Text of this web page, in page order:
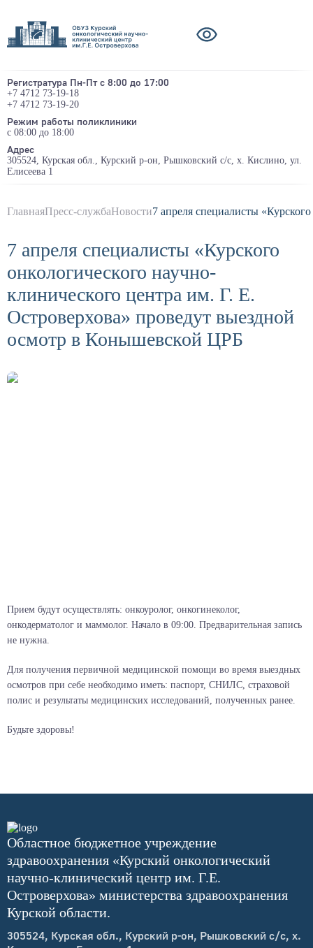
Регистратура Пн-Пт с 8:00 до 17:00
+7 4712 73-19-18
+7 4712 73-19-20
Режим работы поликлиники
с 08:00 до 18:00
Адрес
305524, Курская обл., Курский р-он, Рышковский с/с, х. Кислино, ул.
Елисеева 1
ГлавнаяПресс-службаНовости7 апреля специалисты
7 апреля специалисты «Курского
онкологического научно-
клинического центра им. Г. Е.
Островерхова» проведут выездной
осмотр в Конышевской ЦРБ
Прием будут осуществлять: онкоуролог, онкогинеколог,
онкодерматолог и маммолог. Начало в 09:00. Предварительная запись
не нужна.
Для получения первичной медицинской помощи во время выездных
осмотров при себе необходимо иметь: паспорт, СНИЛС, страховой
полис и результаты медицинских исследований, полученных ранее.
Будьте здоровы!
Областное бюджетное учреждение
здравоохранения «Курский онкологический
научно-клинический центр им. Г.Е.
Островерхова» министерства здравоохранения
Курской области.
305524, Курская обл., Курский р-он, Рышковский с/с, х.